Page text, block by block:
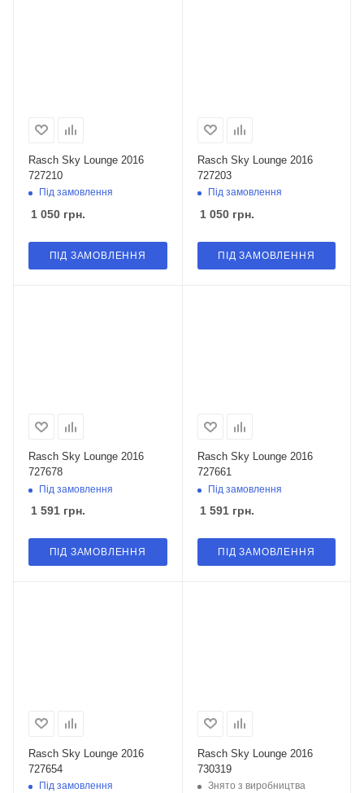
Rasch Sky Lounge 2016
727210
Під замовлення
1 050 грн.
ПІД ЗАМОВЛЕННЯ
Rasch Sky Lounge 2016
727203
Під замовлення
1 050грн.
ПІД ЗАМОВЛЕННЯ
Rasch Sky Lounge 2016
727678
Під замовлення
1 591 грн.
ПІД ЗАМОВЛЕННЯ
Rasch Sky Lounge 2016
727661
Під замовлення
1 591грн.
ПІД ЗАМОВЛЕННЯ
Rasch Sky Lounge 2016
727654
Під замовлення
Rasch Sky Lounge 2016
730319
Знято з виробництва